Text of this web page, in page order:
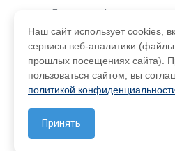
Договор оферты
© 2015 – 2026. Официальный
принадлежат компании ООО
разрешения компании не
Наш сайт использует cookies,
сервисы веб-аналитики
прошлых посещениях сайта).
пользоваться сайтом, вы
политикой
Принять